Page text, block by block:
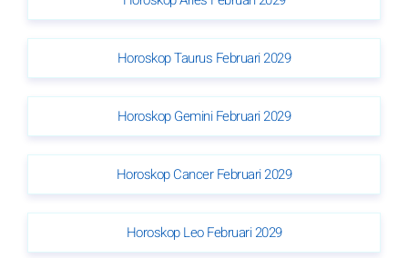
Horoskop Taurus Februari 2029
Horoskop Gemini Februari 2029
Horoskop Cancer Februari 2029
Horoskop Leo Februari 2029